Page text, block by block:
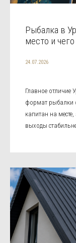
Рыбалка в
место и
24.07.2026
Главное отличие
формат рыбалки
капитан на
выходы